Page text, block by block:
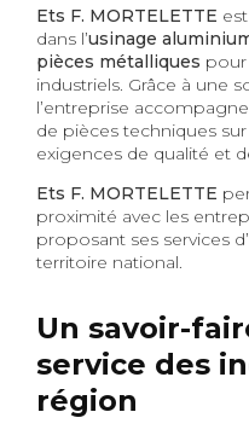
Ets F. MORTELETTE
dans l’usinage
pièces métalliques pour
industriels. Grâce à une
l’entreprise
de pièces techniques
exigences de qualité et
Ets F. MORTELETTE
proximité avec les
proposant ses services
territoire national.
Un savoir-
service des
région